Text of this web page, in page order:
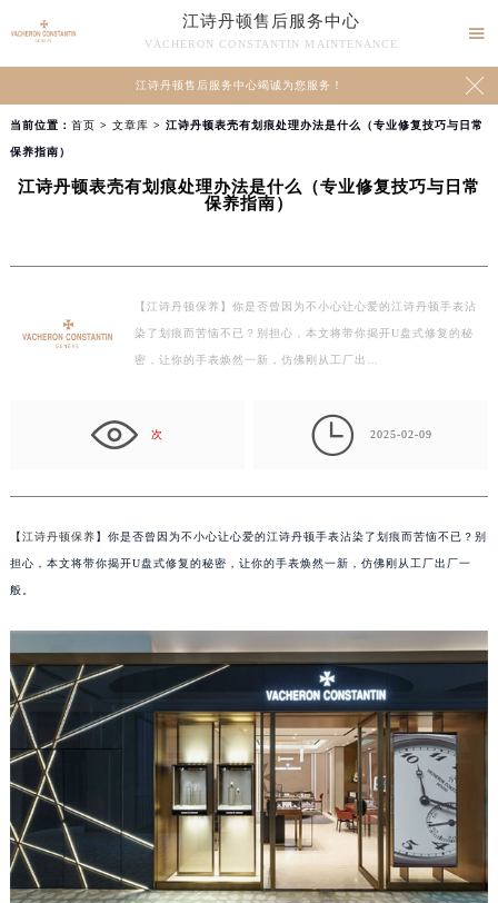
江诗丹顿售后服务中心
VACHERON CONSTANTIN MAINTENANCE

江诗丹顿售后服务中心竭诚为您服务！ 
当前位置： 首页 > 文章库 > 江诗丹顿表壳有划痕处理办法是什么（专业修复技巧与日常
保养指南）
江诗丹顿表壳有划痕处理办法是什么（专业修复技巧与日常
保养指南）
【江诗丹顿保养】你是否曾因为不小心让心爱的江诗丹顿手表沾
染了划痕而苦恼不已？别担心，本文将带你揭开U盘式修复的秘
密，让你的手表焕然一新，仿佛刚从工厂出…
次  2025-02-09
【江诗丹顿保养】你是否曾因为不小心让心爱的江诗丹顿手表沾染了划痕而苦恼不已？别
担心，本文将带你揭开U盘式修复的秘密，让你的手表焕然一新，仿佛刚从工厂出厂一
般。